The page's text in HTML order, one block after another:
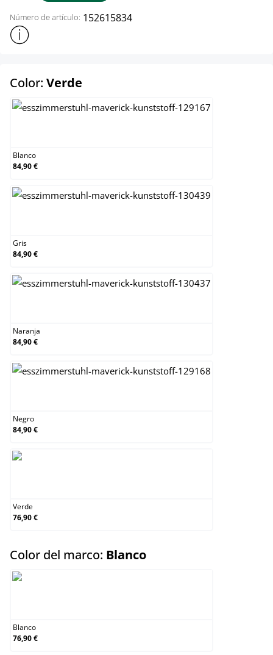
Número de artículo: 152615834
Mostrar más información sobre el producto
Color: Verde
Blanco
84,90 €
Gris
84,90 €
Naranja
84,90 €
Negro
84,90 €
Verde
76,90 €
Color del marco: Blancoselect
Blanco
76,90 €